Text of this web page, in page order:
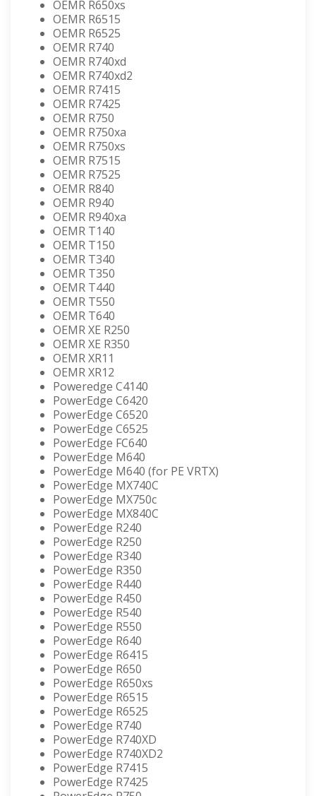
OEMR R650xs
OEMR R6515
OEMR R6525
OEMR R740
OEMR R740xd
OEMR R740xd2
OEMR R7415
OEMR R7425
OEMR R750
OEMR R750xa
OEMR R750xs
OEMR R7515
OEMR R7525
OEMR R840
OEMR R940
OEMR R940xa
OEMR T140
OEMR T150
OEMR T340
OEMR T350
OEMR T440
OEMR T550
OEMR T640
OEMR XE R250
OEMR XE R350
OEMR XR11
OEMR XR12
Poweredge C4140
PowerEdge C6420
PowerEdge C6520
PowerEdge C6525
PowerEdge FC640
PowerEdge M640
PowerEdge M640 (for PE VRTX)
PowerEdge MX740C
PowerEdge MX750c
PowerEdge MX840C
PowerEdge R240
PowerEdge R250
PowerEdge R340
PowerEdge R350
PowerEdge R440
PowerEdge R450
PowerEdge R540
PowerEdge R550
PowerEdge R640
PowerEdge R6415
PowerEdge R650
PowerEdge R650xs
PowerEdge R6515
PowerEdge R6525
PowerEdge R740
PowerEdge R740XD
PowerEdge R740XD2
PowerEdge R7415
PowerEdge R7425